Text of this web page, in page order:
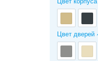
Цвет дверей